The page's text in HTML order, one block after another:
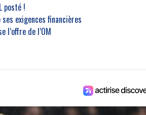
posté !
exigences financières
l’offre de l’OM